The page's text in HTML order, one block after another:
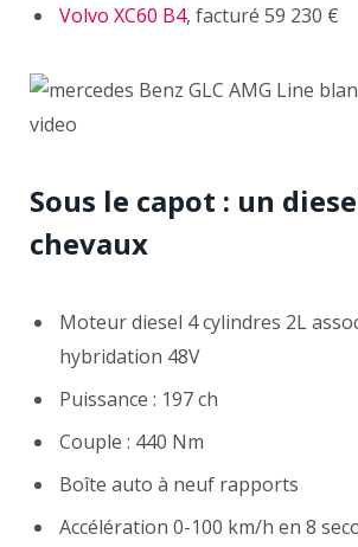
Volvo XC60 B4, facturé 59 230 €
Sous le capot : un
chevaux
Moteur diesel 4 cylindres 2L
hybridation 48V
Puissance : 197 ch
Couple : 440 Nm
Boîte auto à neuf rapports
Accélération 0-100 km/h en 8